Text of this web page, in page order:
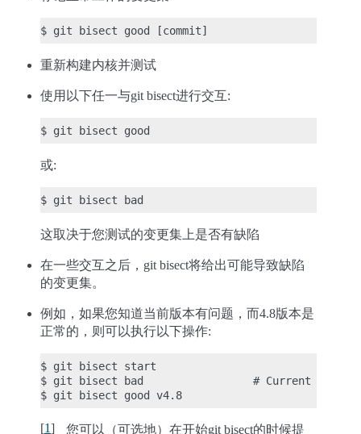
重新构建内核并测试
使用以下任一与git bisect进行交互:
或:
这取决于您测试的变更集上是否有缺陷
在一些交互之后，git bisect将给出可能导致缺陷
的变更集。
例如，如果您知道当前版本有问题，而4.8版本是
正常的，则可以执行以下操作:
$ git bisect start
$ git bisect bad                 # Current
[1] 您可以（可选地）在开始git bisect的时候提